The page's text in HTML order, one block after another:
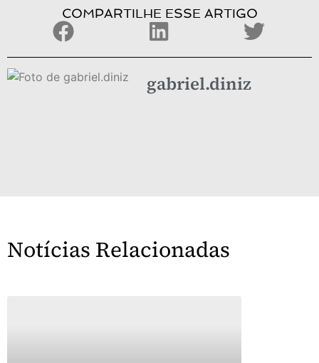
COMPARTILHE ESSE ARTIGO
gabriel.diniz
Notícias Relacionadas